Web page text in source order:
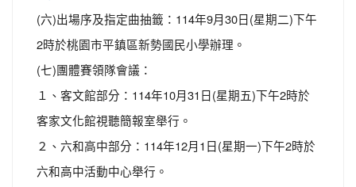
(六)出場序及指定曲抽籤：114年9月30日(星期二)下午
2時於桃園市平鎮區新勢國民小學辦理。
(七)團體賽領隊會議：
１、客文館部分：114年10月31日(星期五)下午2時於
客家文化館視聽簡報室舉行。
２、六和高中部分：114年12月1日(星期一)下午2時於
六和高中活動中心舉行。